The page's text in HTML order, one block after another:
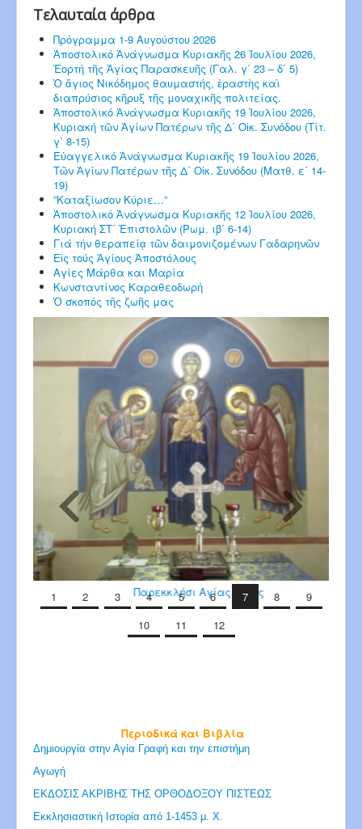
Τελαυταία άρθρα
Πρόγραμμα 1-9 Αυγούστου 2026
Ἀποστολικό Ἀνάγνωσμα Κυριακῆς 26 Ἰουλίου 2026,
Ἑορτή τῆς Ἁγίας Παρασκευῆς (Γαλ. γ΄ 23 – δ΄ 5)
Ὁ ἅγιος Νικόδημος θαυμαστής, ἐραστὴς καὶ
διαπρύσιος κῆρυξ τῆς μοναχικῆς πολιτείας.
Ἀποστολικό Ἀνάγνωσμα Κυριακῆς 19 Ἰουλίου 2026,
Κυριακή τῶν Ἁγίων Πατέρων τῆς Δ΄ Οἰκ. Συνόδου (Τίτ.
γ΄ 8-15)
Εὐαγγελικό Ἀνάγνωσμα Κυριακῆς 19 Ἰουλίου 2026,
Τῶν Ἁγίων Πατέρων τῆς Δ΄ Οἰκ. Συνόδου (Ματθ. ε΄ 14-
19)
”Καταξίωσον Κύριε…”
Ἀποστολικό Ἀνάγνωσμα Κυριακῆς 12 Ἰουλίου 2026,
Κυριακή ΣΤ΄ Ἐπιστολῶν (Ρωμ. ιβ΄ 6-14)
Γιά τήν θεραπείᾳ τῶν δαιμονιζομένων Γαδαρηνῶν
Εἰς τούς Ἁγίους Ἀποστόλους
Αγίες Μάρθα και Μαρία
Κωνσταντίνος Καραθεοδωρή
Ὁ σκοπός τῆς ζωῆς μας
1 2 3 4 5 6 7 8
9
10
11 12
Παρεκκλήσι Αγίας Άννης
Περιοδικά και Βιβλία
Δημιουργία στην Αγία Γραφή και την επιστήμη
Αγωγή
ΕΚΔΟΣΙΣ ΑΚΡΙΒΗΣ ΤΗΣ ΟΡΘΟΔΟΞΟΥ ΠΙΣΤΕΩΣ
Εκκλησιαστική Ιστορία από 1-1453 μ. Χ.